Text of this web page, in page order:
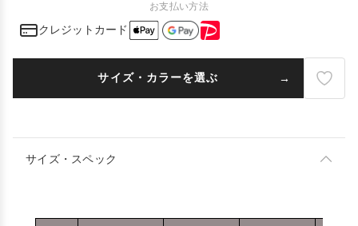
お支払い方法
クレジットカード
サイズ・カラーを選ぶ
サイズ・スペック